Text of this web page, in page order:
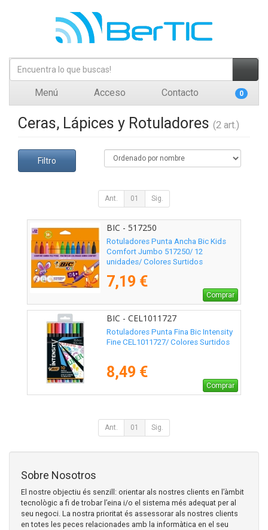
Menú Acceso Contacto 0
Ceras, Lápices y Rotuladores (2 art.)
Filtro
Ant. 01 Sig.
BIC - 517250
Rotuladores Punta Ancha Bic Kids
Comfort Jumbo 517250/ 12
unidades/ Colores Surtidos
7,19 €
Comprar
BIC - CEL1011727
Rotuladores Punta Fina Bic Intensity
Fine CEL1011727/ Colores Surtidos
8,49 €
Comprar
Ant. 01 Sig.
Sobre Nosotros
El nostre objectiu és senzill: orientar als nostres clients en l’àmbit
tecnològic a fi de trobar l’eina i/o el sistema més adequat per al
seu negoci. La nostra prioritat és assessorar als nostres clients
en totes les peces relacionades amb la informàtica en el seu